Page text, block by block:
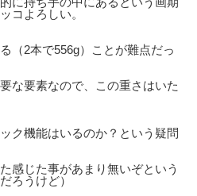
コよろしい。
（2本で556g）ことが難点だっ
な要素なので、この重さはいた
ク機能はいるのか？という疑問
感じた事があまり無いぞという
ろうけど）